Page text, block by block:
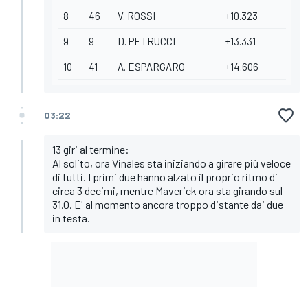
8 46 V. ROSSI +10.323
9 9 D. PETRUCCI +13.331
10 41 A. ESPARGARO +14.606
03:22
13 giri al termine:
Al solito, ora Vinales sta iniziando a girare più veloce
di tutti. I primi due hanno alzato il proprio ritmo di
circa 3 decimi, mentre Maverick ora sta girando sul
31.0. E' al momento ancora troppo distante dai due
in testa.